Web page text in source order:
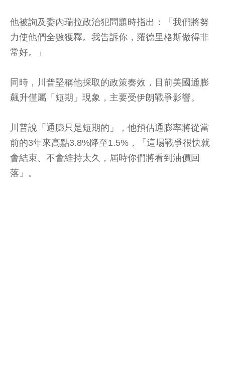
他被詢及委內瑞拉政治犯問題時指出：「我們將努
力使他們全數獲釋。我告訴你，羅德里格斯做得非
常好。」
同時，川普堅稱他採取的政策奏效，目前美國通膨
飆升僅屬「短期」現象，主要受伊朗戰爭影響。
川普說「通膨只是短期的」，他預估通膨率將從當
前的3年來高點3.8%降至1.5%，「這場戰爭很快就
會結束、不會維持太久，屆時你們將看到油價回
落」。